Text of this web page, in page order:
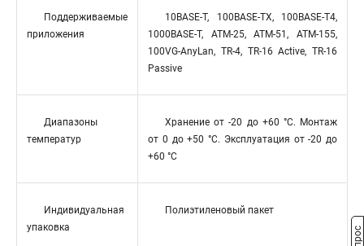
Поддерживаемые
приложения
10BASE-T, 100BASE-TX, 100BASE-T4,
1000BASE-T, ATM-25, ATM-51, ATM-155,
100VG-AnyLan, TR-4, TR-16 Active, TR-16
Passive
Диапазоны
температур
Хранение от -20 до +60 °C. Монтаж
от 0 до +50 °C. Эксплуатация от -20 до
+60 °C
Индивидуальная
упаковка
Полиэтиленовый пакет